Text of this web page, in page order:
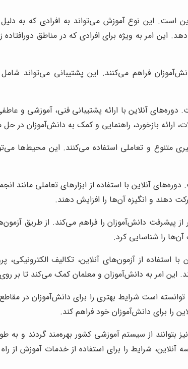
است. این نوع آموزش می‌تواند به افرادی که به
این امر به ویژه برای افرادی که در مناطق
فراهم می‌کنند. این پشتیبانی می‌تواند
آنلاین با ارائه پشتیبانی فنی، آموزشی و
ارائه بازخورد، راهنمایی و کمک به دانش‌آموزان در
متنوع و تعاملی استفاده می‌کنند. این محیط‌ها
آنلاین با استفاده از ابزارهای تعاملی مانند
دهند و انگیزه آن‌ها را افزایش دهند.
از پیشرفت دانش‌آموزان را فراهم می‌کند. از طریق
را شناسایی کرد.
استفاده از آزمون‌های آنلاین، تکالیف
امر به دانش‌آموزان و معلمان کمک می‌کند تا بر
است شرایط بهتری را برای دانش‌آموزان در
را برای دانش‌آموزان خود فراهم کند.
بتوانند از سیستم آموزشی کشور بهره‌مند گردند و
شرایط را برای استفاده از خدمات آموزش از